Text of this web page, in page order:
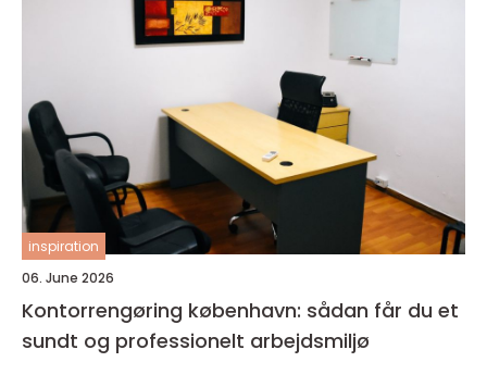
inspiration
06. June 2026
Kontorrengøring københavn: sådan får du et
sundt og professionelt arbejdsmiljø